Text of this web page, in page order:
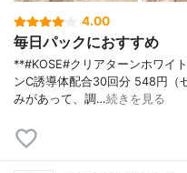
4.00
毎日パックにおすすめ
**#KOSE#クリアターンホワイ
ンC誘導体配合⁡30回分 548円（
みがあって、調…続きを見る